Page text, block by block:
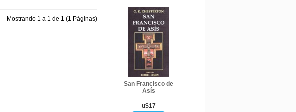
San Francisco de
Asís
u$17
Mostrando 1 a 1 de 1 (1 Páginas)